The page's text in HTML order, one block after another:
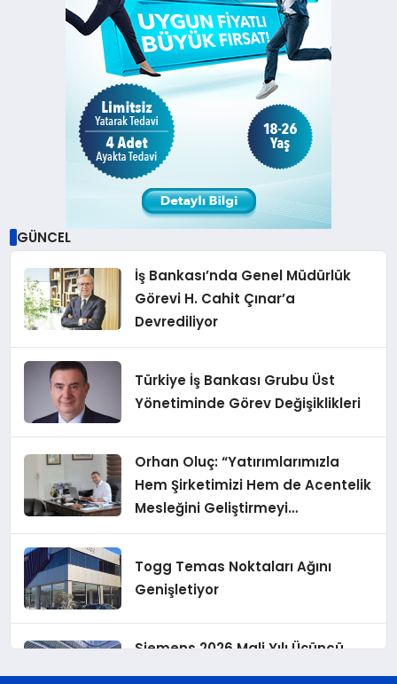
GÜNCEL
İş Bankası’nda Genel Müdürlük
Görevi H. Cahit Çınar’a
Devrediliyor
Türkiye İş Bankası Grubu Üst
Yönetiminde Görev Değişiklikleri
Orhan Oluç: “Yatırımlarımızla
Hem Şirketimizi Hem de Acentelik
Mesleğini Geliştirmeyi
Hedefliyoruz”
Togg Temas Noktaları Ağını
Genişletiyor
Siemens 2026 Mali Yılı Üçüncü
Çeyreğinde Rekor Sipariş, Kâr ve